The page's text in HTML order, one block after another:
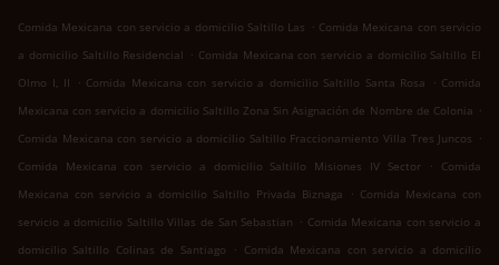
Comida Mexicana con servicio a domicilio Saltillo Las . Comida Mexicana con servicio
a domicilio Saltillo Residencial . Comida Mexicana con servicio a domicilio Saltillo El
Olmo I, II
. Comida Mexicana con servicio a domicilio Saltillo Santa Rosa . Comida
Mexicana con servicio a domicilio Saltillo Zona Sin Asignación de Nombre de Colonia .
Comida Mexicana con servicio a domicilio Saltillo Fraccionamiento Villa Tres Juncos .
Comida Mexicana con servicio a domicilio Saltillo Misiones IV Sector
.
Comida
Mexicana con servicio a domicilio Saltillo Privada Biznaga
. Comida Mexicana con
servicio a domicilio Saltillo Villas de San Sebastian . Comida Mexicana con servicio a
domicilio Saltillo Colinas de Santiago
. Comida Mexicana con servicio a domicilio